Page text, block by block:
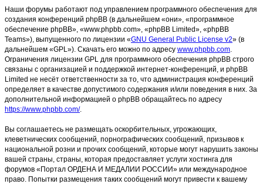
Наши форумы работают под управлением программного обеспечения для
создания конференций phpBB (в дальнейшем «они», «программное
обеспечение phpBB», «www.phpbb.com», «phpBB Limited», «phpBB
Teams»), выпущенного по лицензии «GNU General Public License v2» (в
дальнейшем «GPL»). Скачать его можно по адресу www.phpbb.com.
Ограничения лицензии GPL для программного обеспечения phpBB строго
связаны с организацией и поддержкой интернет-конференций, и phpBB
Limited не несёт ответственности за то, что администрация конференций
определяет в качестве допустимого содержания и/или поведения в них. За
дополнительной информацией о phpBB обращайтесь по адресу
https://www.phpbb.com/.
Вы соглашаетесь не размещать оскорбительных, угрожающих,
клеветнических сообщений, порнографических сообщений, призывов к
национальной розни и прочих сообщений, которые могут нарушить законы
вашей страны, страны, которая предоставляет услуги хостинга для
форумов «Портал ОРДЕНА И МЕДАЛИИ РОССИИ» или международное
право. Попытки размещения таких сообщений могут привести к вашему